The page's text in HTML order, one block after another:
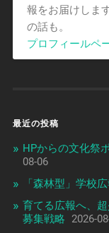
報をお届けしま
の話も。
プロフィールペ
最近の投稿
HPからの文化祭
08-06
「森林型」学校
育てる広報へ、
募集戦略
2026-